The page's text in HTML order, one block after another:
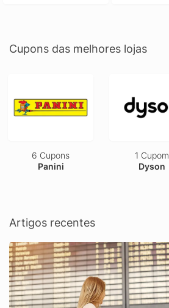
Cupons das melhores lojas
6 Cupons
Panini
1 Cupom
Dyson
Artigos recentes